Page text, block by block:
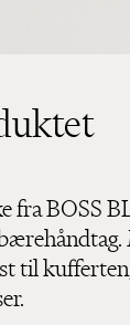
fra BOSS
til